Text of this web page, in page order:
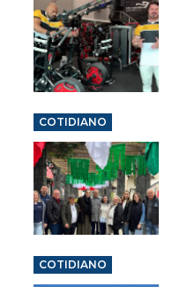
COTIDIANO
COTIDIANO